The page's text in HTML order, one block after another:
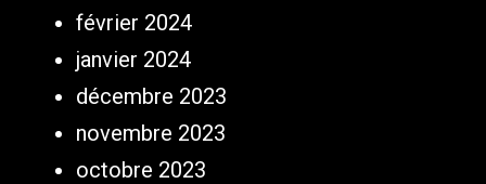
février 2024
janvier 2024
décembre 2023
novembre 2023
octobre 2023